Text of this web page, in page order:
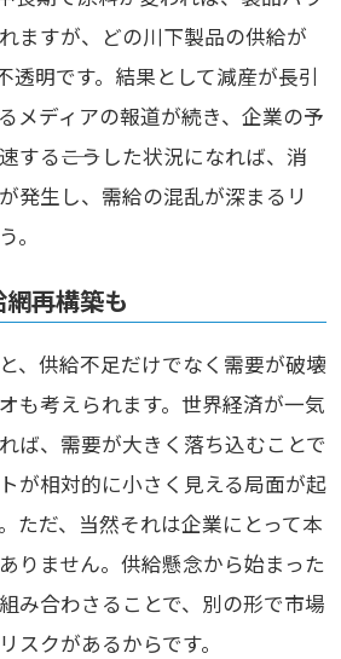
ますが、どの川下製品の供給が
透明です。結果として減産が長引
メディアの報道が続き、企業の予
する――こうした状況になれば、消
発生し、需給の混乱が深まるリ
。
再構築も
、供給不足だけでなく需要が破壊
も考えられます。世界経済が一気
ば、需要が大きく落ち込むことで
が相対的に小さく見える局面が起
ただ、当然それは企業にとって本
りません。供給懸念から始まった
み合わさることで、別の形で市場
スクがあるからです。